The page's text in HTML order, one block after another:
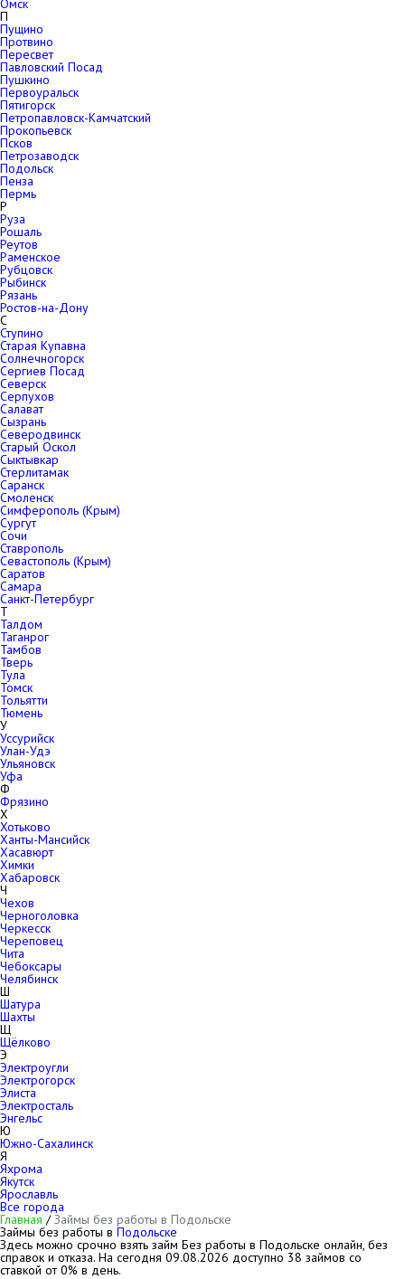
Омск
П
Пущино
Протвино
Пересвет
Павловский Посад
Пушкино
Первоуральск
Пятигорск
Петропавловск-Камчатский
Прокопьевск
Псков
Петрозаводск
Подольск
Пенза
Пермь
Р
Руза
Рошаль
Реутов
Раменское
Рубцовск
Рыбинск
Рязань
Ростов-на-Дону
С
Ступино
Старая Купавна
Солнечногорск
Сергиев Посад
Северск
Серпухов
Салават
Сызрань
Северодвинск
Старый Оскол
Сыктывкар
Стерлитамак
Саранск
Смоленск
Симферополь (Крым)
Сургут
Сочи
Ставрополь
Севастополь (Крым)
Саратов
Самара
Санкт-Петербург
Т
Талдом
Таганрог
Тамбов
Тверь
Тула
Томск
Тольятти
Тюмень
У
Уссурийск
Улан-Удэ
Ульяновск
Уфа
Ф
Фрязино
Х
Хотьково
Ханты-Мансийск
Хасавюрт
Химки
Хабаровск
Ч
Чехов
Черноголовка
Черкесск
Череповец
Чита
Чебоксары
Челябинск
Ш
Шатура
Шахты
Щ
Щёлково
Э
Электроугли
Электрогорск
Элиста
Электросталь
Энгельс
Ю
Южно-Сахалинск
Я
Яхрома
Якутск
Ярославль
Все города
Главная /Займы без работы в Подольске
Займы без работы в Подольске
Здесь можно срочно взять займ Без работы в Подольске онлайн, без
справок и отказа. На сегодня 09.08.2026 доступно 38 займов со
ставкой от 0% в день.